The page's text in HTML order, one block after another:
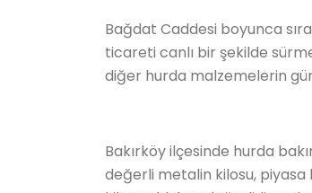
Bağdat Caddesi boyunca
ticareti canlı bir şekilde
diğer hurda malzemelerin
Bakırköy ilçesinde hurda
değerli metalin kilosu, piyasa